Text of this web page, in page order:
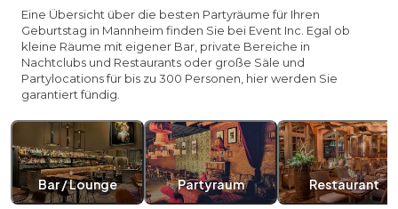
Eine Übersicht über die besten Partyräume für Ihren
Geburtstag in Mannheim finden Sie bei Event Inc. Egal ob
kleine Räume mit eigener Bar, private Bereiche in
Nachtclubs und Restaurants oder große Säle und
Partylocations für bis zu 300 Personen, hier werden Sie
garantiert fündig.
Bar / Lounge Partyraum Restaurant